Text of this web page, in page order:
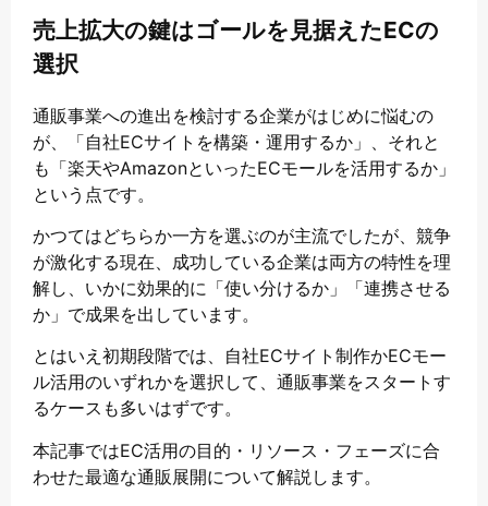
売上拡大の鍵はゴールを見据えたECの
選択
通販事業への進出を検討する企業がはじめに悩むの
が、「自社ECサイトを構築・運用するか」、それと
も「楽天やAmazonといったECモールを活用するか」
という点です。
かつてはどちらか一方を選ぶのが主流でしたが、競争
が激化する現在、成功している企業は両方の特性を理
解し、いかに効果的に「使い分けるか」「連携させる
か」で成果を出しています。
とはいえ初期段階では、自社ECサイト制作かECモー
ル活用のいずれかを選択して、通販事業をスタートす
るケースも多いはずです。
本記事ではEC活用の目的・リソース・フェーズに合
わせた最適な通販展開について解説します。